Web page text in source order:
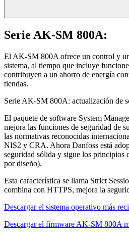
Serie AK-SM 800A:
El AK-SM 800A ofrece un control y
sistema, al tiempo que incluye
contribuyen a un ahorro de energía
tiendas.
Serie AK-SM 800A: actualización de
El paquete de software System
mejora las funciones de seguridad de
las normativas reconocidas
NIS2 y CRA. Ahora Danfoss está
seguridad sólida y sigue los principios
por diseño).
Esta característica se llama Strict
combina con HTTPS, mejora la
Descargar el sistema operativo más
Descargar el firmware AK-SM 800A